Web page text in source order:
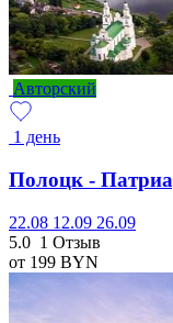
Авторский
1 день
Полоцк -
22.08 12.09 26.09
5.0 1 Отзыв
от 199 BYN